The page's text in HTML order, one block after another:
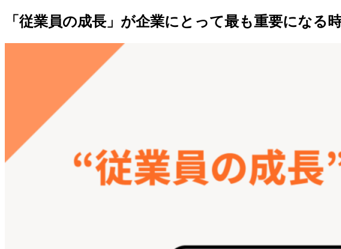
「従業員の成長」が企業にとって最も重要になる